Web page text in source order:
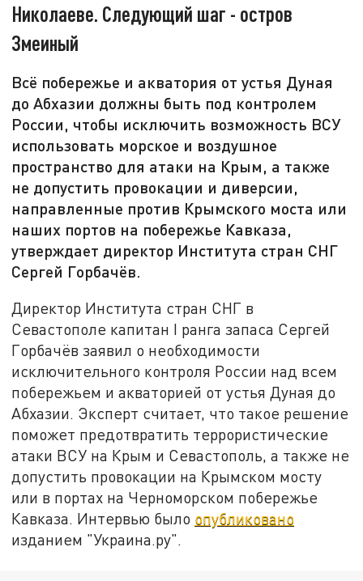
Николаеве. Следующий шаг - остров
Змеиный
Всё побережье и акватория от устья Дуная
до Абхазии должны быть под контролем
России, чтобы исключить возможность ВСУ
использовать морское и воздушное
пространство для атаки на Крым, а также
не допустить провокации и диверсии,
направленные против Крымского моста или
наших портов на побережье Кавказа,
утверждает директор Института стран СНГ
Сергей Горбачёв.
Директор Института стран СНГ в
Севастополе капитан I ранга запаса Сергей
Горбачёв заявил о необходимости
исключительного контроля России над всем
побережьем и акваторией от устья Дуная до
Абхазии. Эксперт считает, что такое решение
поможет предотвратить террористические
атаки ВСУ на Крым и Севастополь, а также не
допустить провокации на Крымском мосту
или в портах на Черноморском побережье
Кавказа. Интервью было опубликовано
изданием "Украина.ру".